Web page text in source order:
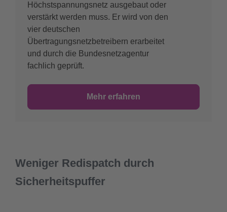
Höchstspannungsnetz ausgebaut oder
verstärkt werden muss. Er wird von den
vier deutschen
Übertragungsnetzbetreibern erarbeitet
und durch die Bundesnetzagentur
fachlich geprüft.
Mehr erfahren
Weniger Redispatch durch
Sicherheitspuffer